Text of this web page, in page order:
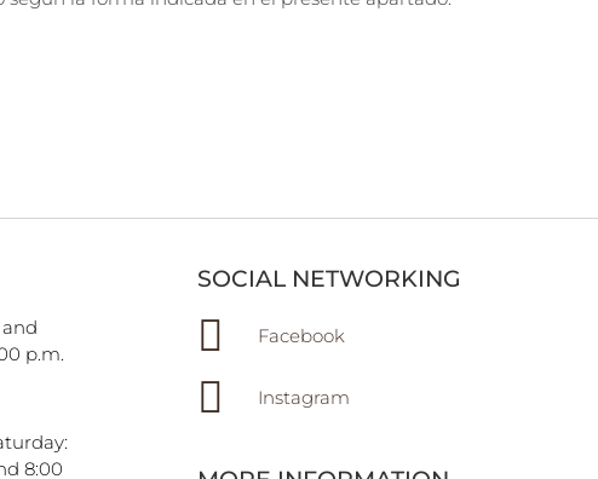
p.m.
8:00
SOCIAL NETWORKING
Facebook
Instagram